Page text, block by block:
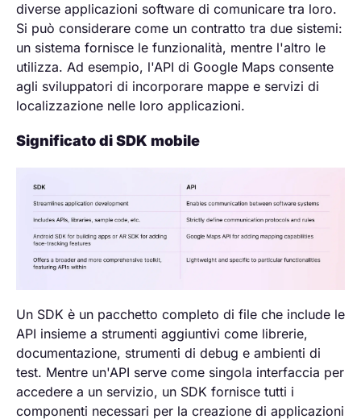
diverse applicazioni software di comunicare tra loro.
Si può considerare come un contratto tra due sistemi:
un sistema fornisce le funzionalità, mentre l'altro le
utilizza. Ad esempio, l'API di Google Maps consente
agli sviluppatori di incorporare mappe e servizi di
localizzazione nelle loro applicazioni.
Significato di SDK mobile
Un SDK è un pacchetto completo di file che include le
API insieme a strumenti aggiuntivi come librerie,
documentazione, strumenti di debug e ambienti di
test. Mentre un'API serve come singola interfaccia per
accedere a un servizio, un SDK fornisce tutti i
componenti necessari per la creazione di applicazioni